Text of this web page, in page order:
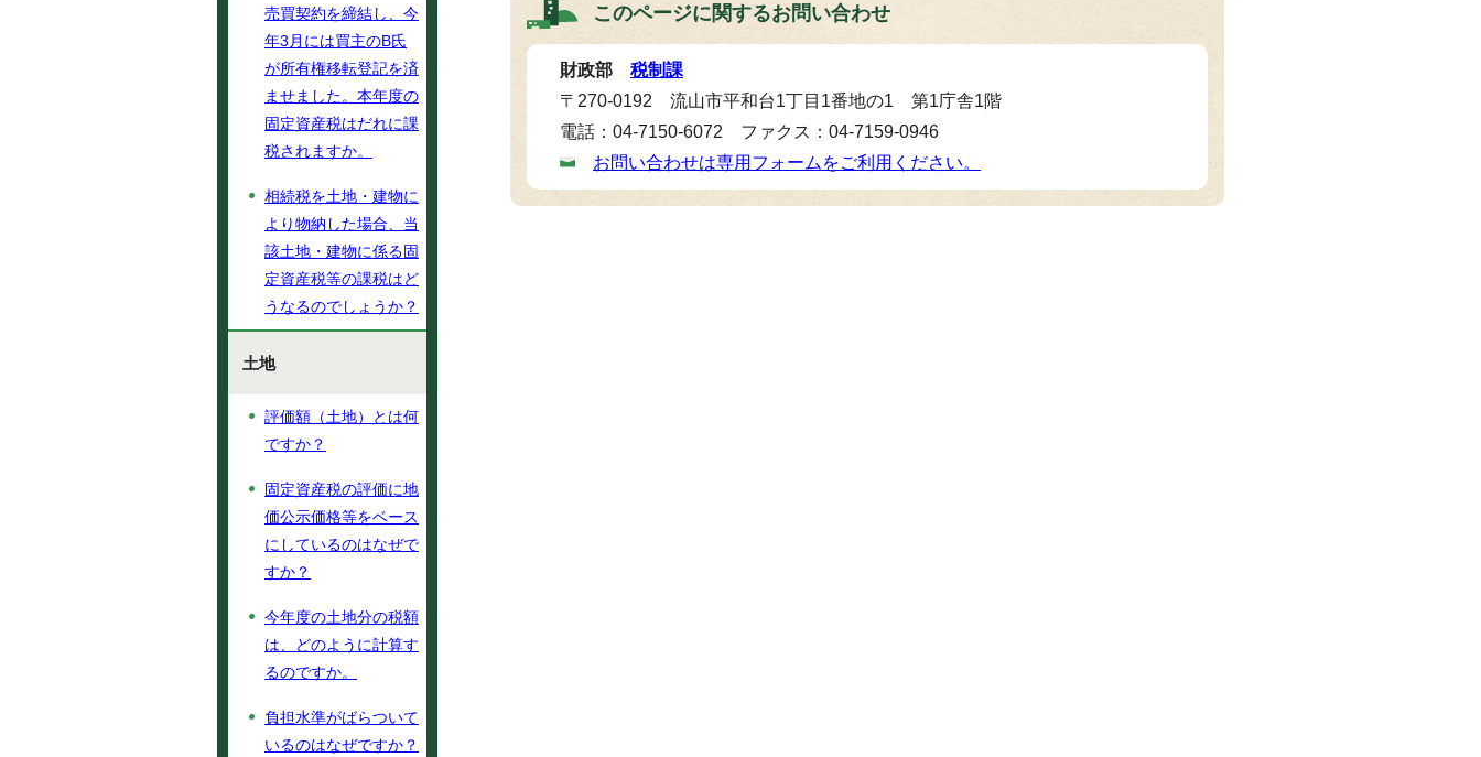
このページに関するお問い合わせ
財政部 税制課
〒270-0192 流山市平和台1丁目1番地の1 第1庁舎1階
電話：04-7150-6072 ファクス：04-7159-0946
お問い合わせは専用フォームをご利用ください。
売買契約を締結し、今
年3月には買主のB氏
が所有権移転登記を済
ませました。本年度の
固定資産税はだれに課
税されますか。
相続税を土地・建物に
より物納した場合、当
該土地・建物に係る固
定資産税等の課税はど
うなるのでしょうか？
土地
評価額（土地）とは何
ですか？
固定資産税の評価に地
価公示価格等をベース
にしているのはなぜで
すか？
今年度の土地分の税額
は、どのように計算す
るのですか。
負担水準がばらついて
いるのはなぜですか？